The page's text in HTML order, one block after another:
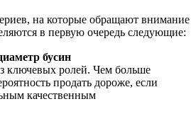
на которые обращают внимание
в первую очередь следующие:
бусин
ключевых ролей. Чем больше
продать дороже, если
качественным